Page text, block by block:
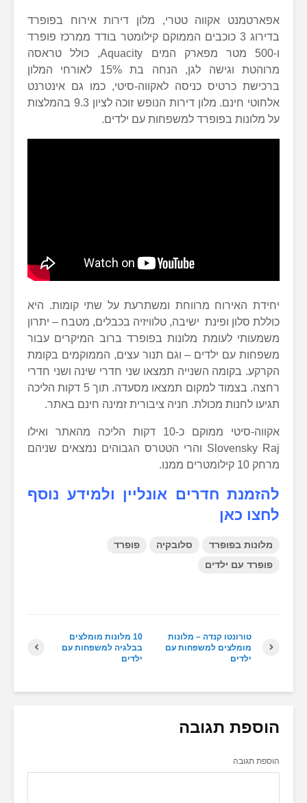
אפארטמנט אקווה טטרי, מלון דירות אירוח בפופרד
בדירוג 3 כוכבים הממוקם קילומטר בודד ממרכז פופרד
ו-500 מטר מפארק המים Aquacity, כולל טראסה
מרוהטת וגישה לגן, הנחה בת 15% לאורחי המלון
ברכישת כרטיס כניסה לאקווה-סיטי, כמו גם אינטרנט
אלחוטי חינם. מלון דירות הנופש זוכה לציון 9.3 בהמלצות
על מלונות בפופרד למשפחות עם ילדים.
יחידת האירוח מרווחת ומשתרעת על שתי קומות. היא
כוללת סלון ופינת ישיבה, טלוויזיה בכבלים, מטבח – יתרון
משמעותי לעומת מלונות בפופרד ברוב המיקרים עבור
משפחות עם ילדים – וגם תנור עצים, הממוקמים בקומת
הקרקע. בקומה השנייה תמצאו שני חדרי שינה ושני חדרי
רחצה. בצמוד למקום תמצאו מסעדה. תוך 5 דקות הליכה
תגיעו לחנות מכולת. חניה ציבורית זמינה חינם באתר.
אקווה-סיטי ממוקם כ-10 דקות הליכה מהאתר ואילו
Slovensky Raj והרי הטטרס הגבוהים נמצאים שניהם
מרחק 10 קילומטרים ממנו.
להזמנת חדרים אונליין ולמידע נוסף
לחצו כאן
מלונות בפופרד סלובקיה
פופרד
פופרד עם ילדים
10 מלונות מומלצים
בבלגיה למשפחות עם
ילדים
טורונטו קנדה – מלונות
מומלצים למשפחות עם
ילדים
הוספת תגובה
הוספת תגובה